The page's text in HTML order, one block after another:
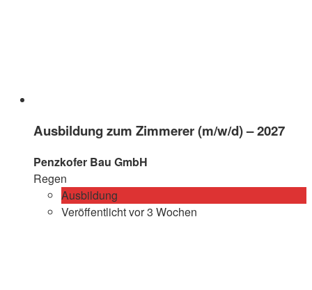
Ausbildung zum Zimmerer (m/w/d) – 2027
Penzkofer Bau GmbH
Regen
Ausbildung
Veröffentlicht vor 3 Wochen